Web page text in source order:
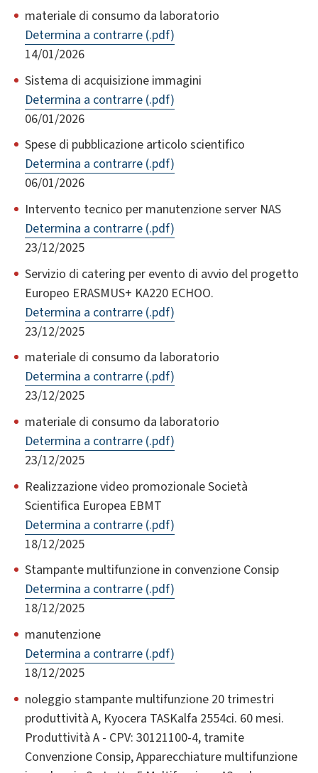
materiale di consumo da laboratorio
Determina a contrarre (.pdf)
14/01/2026
Sistema di acquisizione immagini
Determina a contrarre (.pdf)
06/01/2026
Spese di pubblicazione articolo scientifico
Determina a contrarre (.pdf)
06/01/2026
Intervento tecnico per manutenzione server NAS
Determina a contrarre (.pdf)
23/12/2025
Servizio di catering per evento di avvio del progetto
Europeo ERASMUS+ KA220 ECHOO.
Determina a contrarre (.pdf)
23/12/2025
materiale di consumo da laboratorio
Determina a contrarre (.pdf)
23/12/2025
materiale di consumo da laboratorio
Determina a contrarre (.pdf)
23/12/2025
Realizzazione video promozionale Società
Scientifica Europea EBMT
Determina a contrarre (.pdf)
18/12/2025
Stampante multifunzione in convenzione Consip
Determina a contrarre (.pdf)
18/12/2025
manutenzione
Determina a contrarre (.pdf)
18/12/2025
noleggio stampante multifunzione 20 trimestri
produttività A, Kyocera TASKalfa 2554ci. 60 mesi.
Produttività A - CPV: 30121100-4, tramite
Convenzione Consip, Apparecchiature multifunzione